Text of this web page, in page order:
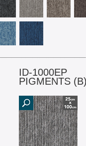
ID-1000EP
PIGMENTS